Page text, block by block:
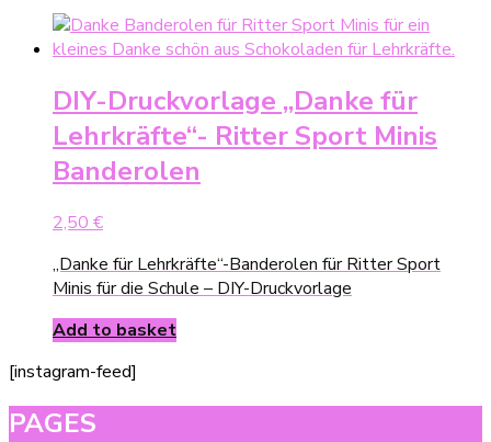
DIY-Druckvorlage „Danke für
Lehrkräfte“- Ritter Sport Minis
Banderolen
2,50 €
„Danke für Lehrkräfte“-Banderolen für Ritter Sport
Minis für die Schule – DIY-Druckvorlage
Add to basket
[instagram-feed]
PAGES